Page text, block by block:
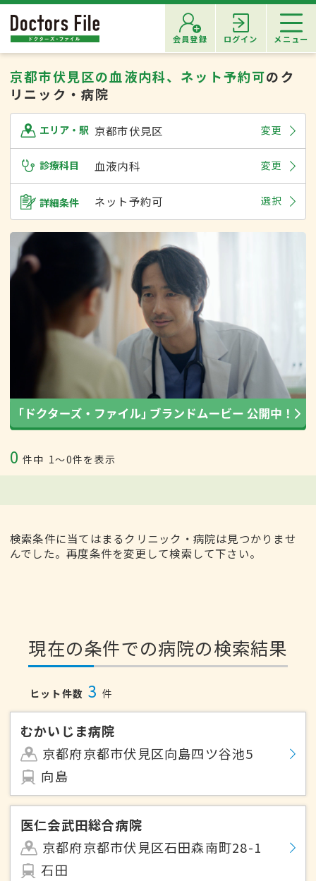
会員登録 ログイン メニュー
京都市伏見区の血液内科、ネット予約可のク
リニック・病院
エリア・駅 京都市伏見区 変更
診療科目 血液内科 変更
詳細条件 ネット予約可 選択
0 件中 1〜0件を表示
検索条件に当てはまるクリニック・病院は見つかりませ
んでした。再度条件を変更して検索して下さい。
現在の条件での病院の検索結果
ヒット件数 3 件
むかいじま病院
京都府京都市伏見区向島四ツ谷池5
向島
医仁会武田総合病院
京都府京都市伏見区石田森南町28-1
石田